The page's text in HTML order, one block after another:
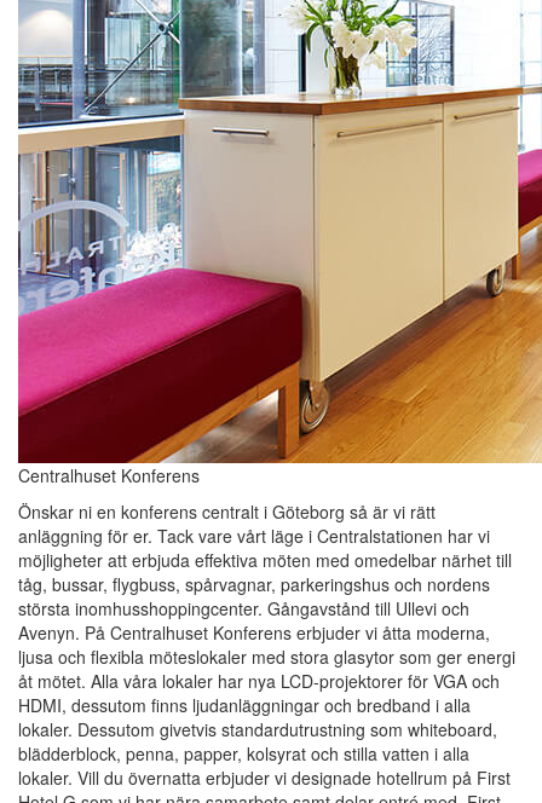
Centralhuset Konferens
Önskar ni en konferens centralt i Göteborg så är vi rätt
anläggning för er. Tack vare vårt läge i Centralstationen har vi
möjligheter att erbjuda effektiva möten med omedelbar närhet till
tåg, bussar, flygbuss, spårvagnar, parkeringshus och nordens
största inomhusshoppingcenter. Gångavstånd till Ullevi och
Avenyn. På Centralhuset Konferens erbjuder vi åtta moderna,
ljusa och flexibla möteslokaler med stora glasytor som ger energi
åt mötet. Alla våra lokaler har nya LCD-projektorer för VGA och
HDMI, dessutom finns ljudanläggningar och bredband i alla
lokaler. Dessutom givetvis standardutrustning som whiteboard,
blädderblock, penna, papper, kolsyrat och stilla vatten i alla
lokaler. Vill du övernatta erbjuder vi designade hotellrum på First